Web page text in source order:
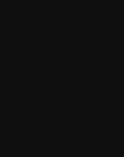
Wij hebben voor jou
en functionaliteit
van betrouwbare
en eerlijkheid
meubels van